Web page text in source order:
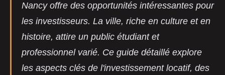
Nancy offre des opportunités intéressantes pour
les investisseurs. La ville, riche en culture et en
histoire, attire un public étudiant et
professionnel varié. Ce guide détaillé explore
les aspects clés de l'investissement locatif, des